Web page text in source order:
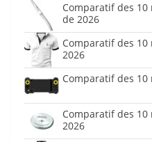
Comparatif des
de 2026
Comparatif des
2026
Comparatif des
Comparatif des 10
2026